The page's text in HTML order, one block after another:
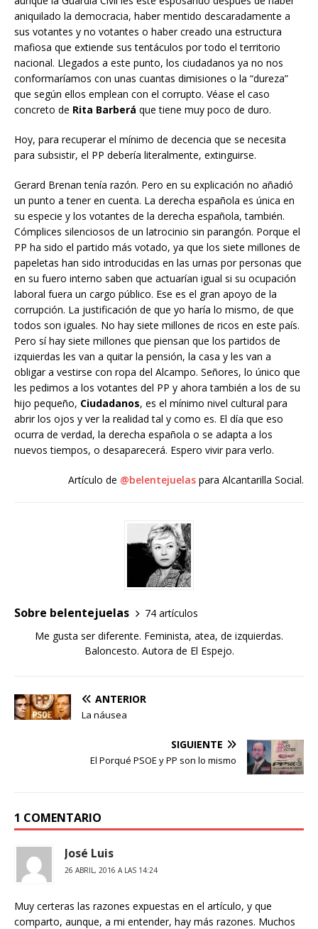
aniquilado la democracia, haber mentido descaradamente a
sus votantes y no votantes o haber creado una estructura
mafiosa que extiende sus tentáculos por todo el territorio
nacional. Llegados a este punto, los ciudadanos ya no nos
conformaríamos con unas cuantas dimisiones o la “dureza”
que según ellos emplean con el corrupto. Véase el caso
concreto de Rita Barberá que tiene muy poco de duro.
Hoy, para recuperar el mínimo de decencia que se necesita
para subsistir, el PP debería literalmente, extinguirse.
Gerard Brenan tenía razón. Pero en su explicación no añadió
un punto a tener en cuenta. La derecha española es única en
su especie y los votantes de la derecha española, también.
Cómplices silenciosos de un latrocinio sin parangón. Porque el
PP ha sido el partido más votado, ya que los siete millones de
papeletas han sido introducidas en las urnas por personas que
en su fuero interno saben que actuarían igual si su ocupación
laboral fuera un cargo público. Ese es el gran apoyo de la
corrupción. La justificación de que yo haría lo mismo, de que
todos son iguales. No hay siete millones de ricos en este país.
Pero sí hay siete millones que piensan que los partidos de
izquierdas les van a quitar la pensión, la casa y les van a
obligar a vestirse con ropa del Alcampo. Señores, lo único que
les pedimos a los votantes del PP y ahora también a los de su
hijo pequeño, Ciudadanos, es el mínimo nivel cultural para
abrir los ojos y ver la realidad tal y como es. El día que eso
ocurra de verdad, la derecha española o se adapta a los
nuevos tiempos, o desaparecerá. Espero vivir para verlo.
Artículo de @belentejuelas para Alcantarilla Social.
Sobre belentejuelas
74 artículos
Me gusta ser diferente. Feminista, atea, de izquierdas.
Baloncesto. Autora de El Espejo.
ANTERIOR
La náusea
SIGUIENTE
El Porqué PSOE y PP son lo mismo
1 COMENTARIO
José Luis
26 ABRIL, 2016 A LAS 14:24
Muy certeras las razones expuestas en el artículo, y que
comparto, aunque, a mi entender, hay más razones. Muchos